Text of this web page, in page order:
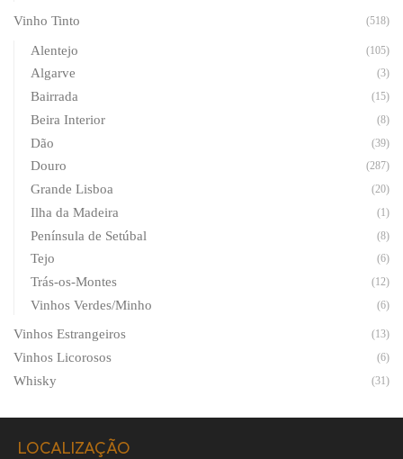
Vinho Tinto (518)
Alentejo (105)
Algarve (3)
Bairrada (15)
Beira Interior (8)
Dão (39)
Douro (287)
Grande Lisboa (20)
Ilha da Madeira (1)
Península de Setúbal (8)
Tejo (6)
Trás-os-Montes (12)
Vinhos Verdes/Minho (6)
Vinhos Estrangeiros (13)
Vinhos Licorosos (6)
Whisky (31)
LOCALIZAÇÃO